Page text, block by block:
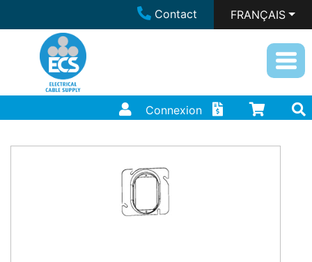
Contact FRANÇAIS
Connexion